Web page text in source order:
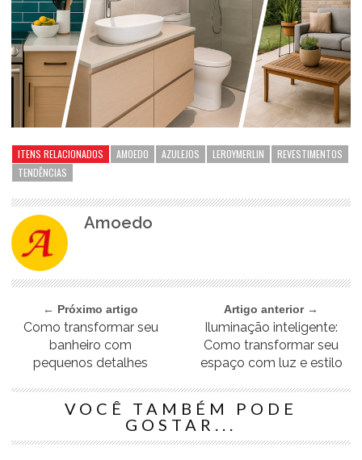
ITENS RELACIONADOS AMOEDO AZULEJOS LEROYMERLIN
REVESTIMENTOS
TENDÊNCIAS
Amoedo
← Próximo artigo
Como transformar seu
banheiro com
pequenos detalhes
Artigo anterior →
Iluminação inteligente:
Como transformar seu
espaço com luz e estilo
VOCÊ TAMBÉM PODE
GOSTAR...